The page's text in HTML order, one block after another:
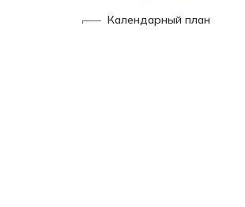
Календарный план